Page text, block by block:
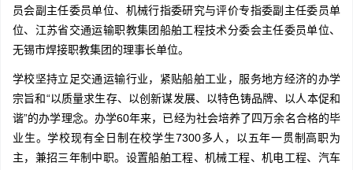
员会副主任委员单位、机械行指委研究与评价专指委副主任委员单
位、江苏省交通运输职教集团船舶工程技术分委会主任委员单位、
无锡市焊接职教集团的理事长单位。
学校坚持立足交通运输行业，紧贴船舶工业，服务地方经济的办学
宗旨和“以质量求生存、以创新谋发展、以特色铸品牌、以人本促和
谐”的办学理念。办学60年来，已经为社会培养了四万余名合格的毕
业生。学校现有全日制在校学生7300多人，以五年一贯制高职为
主，兼招三年制中职。设置船舶工程、机械工程、机电工程、汽车